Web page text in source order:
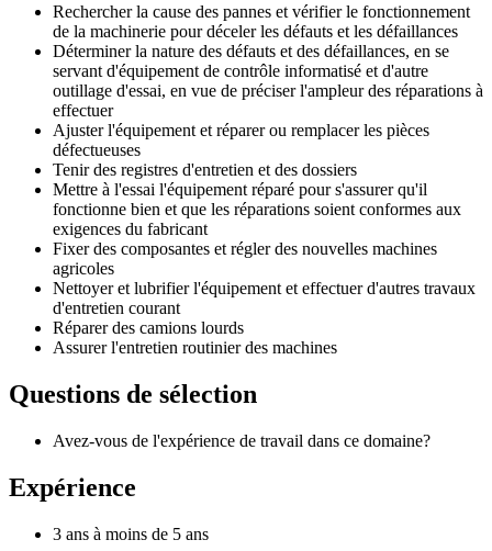
Rechercher la cause des pannes et vérifier le fonctionnement
de la machinerie pour déceler les défauts et les défaillances
Déterminer la nature des défauts et des défaillances, en se
servant d'équipement de contrôle informatisé et d'autre
outillage d'essai, en vue de préciser l'ampleur des réparations à
effectuer
Ajuster l'équipement et réparer ou remplacer les pièces
défectueuses
Tenir des registres d'entretien et des dossiers
Mettre à l'essai l'équipement réparé pour s'assurer qu'il
fonctionne bien et que les réparations soient conformes aux
exigences du fabricant
Fixer des composantes et régler des nouvelles machines
agricoles
Nettoyer et lubrifier l'équipement et effectuer d'autres travaux
d'entretien courant
Réparer des camions lourds
Assurer l'entretien routinier des machines
Questions de sélection
Avez-vous de l'expérience de travail dans ce domaine?
Expérience
3 ans à moins de 5 ans